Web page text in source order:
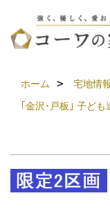
ホーム
宅地情
｢金沢･戸板｣ 子ど